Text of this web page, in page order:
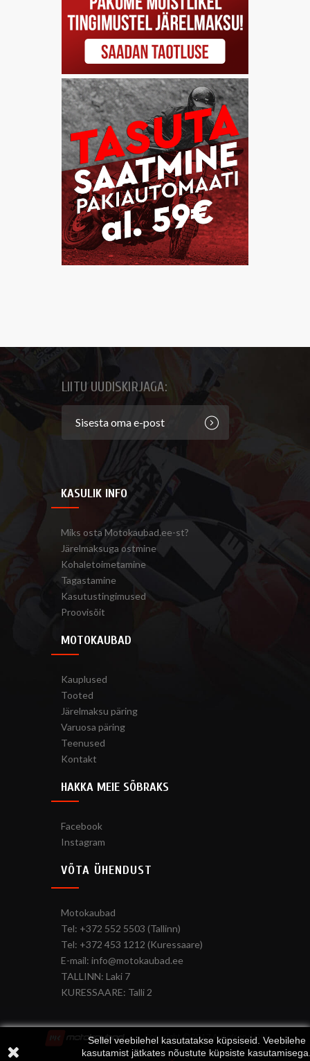
LIITU UUDISKIRJAGA:
KASULIK INFO
Miks osta Motokaubad.ee-st?
Järelmaksuga ostmine
Kohaletoimetamine
Tagastamine
Kasutustingimused
Proovisõit
MOTOKAUBAD
Kauplused
Tooted
Järelmaksu päring
Varuosa päring
Teenused
Kontakt
HAKKA MEIE SÕBRAKS
Facebook
Instagram
VÕTA ÜHENDUST
Motokaubad
Tel: +372 552 5503 (Tallinn)
Tel: +372 453 1212 (Kuressaare)
E-mail: info@motokaubad.ee
TALLINN: Laki 7
KURESSAARE: Talli 2
Sellel veebilehel kasutatakse küpsiseid. Veebilehe
kasutamist jätkates nõustute küpsiste
Copyright © 2017 Autofrend OÜ